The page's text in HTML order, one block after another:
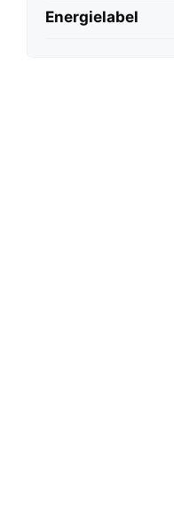
Energielabel